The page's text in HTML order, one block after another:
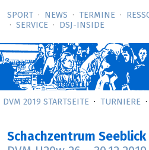
SPORT NEWS TERMINE
SERVICE
DSJ-­INSIDE
DVM 2019 STARTSEITE TURNIERE
Schachzentrum Seeblick